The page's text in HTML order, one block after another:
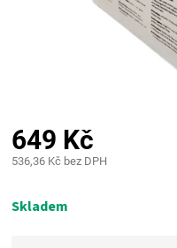
OMÁČKY
649 Kč
536,36 Kč bez DPH
cena:
Skladem